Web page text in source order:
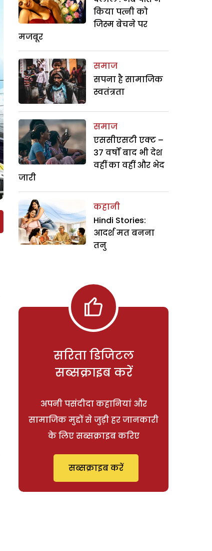
किया पत्नी को
जिस्म बेचने पर
मजबूर
समाज
सपना है सामाजिक
स्वतंत्रता
समाज
एससीएसटी एक्ट –
37 वर्षों बाद भी देश
वहीं का वहीं और भेद
जारी
कहानी
Hindi Stories:
आदर्श मत बनना
तनु
सरिता डिजिटल
सब्सक्राइब करें
अपनी पसंदीदा कहानियां और
सामाजिक मुद्दों से जुड़ी हर जानकारी
के लिए सब्सक्राइब करिए
सब्सक्राइब करें